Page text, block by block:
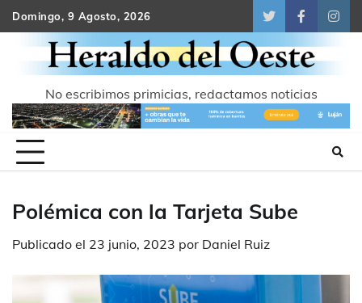
Skip
to
content
Domingo, 9 Agosto, 2026
TwitterFacebook
No escribimos primicias, redactamos noticias
Polémica con la Tarjeta Sube
Publicado el 23 junio, 2023 por Daniel Ruiz